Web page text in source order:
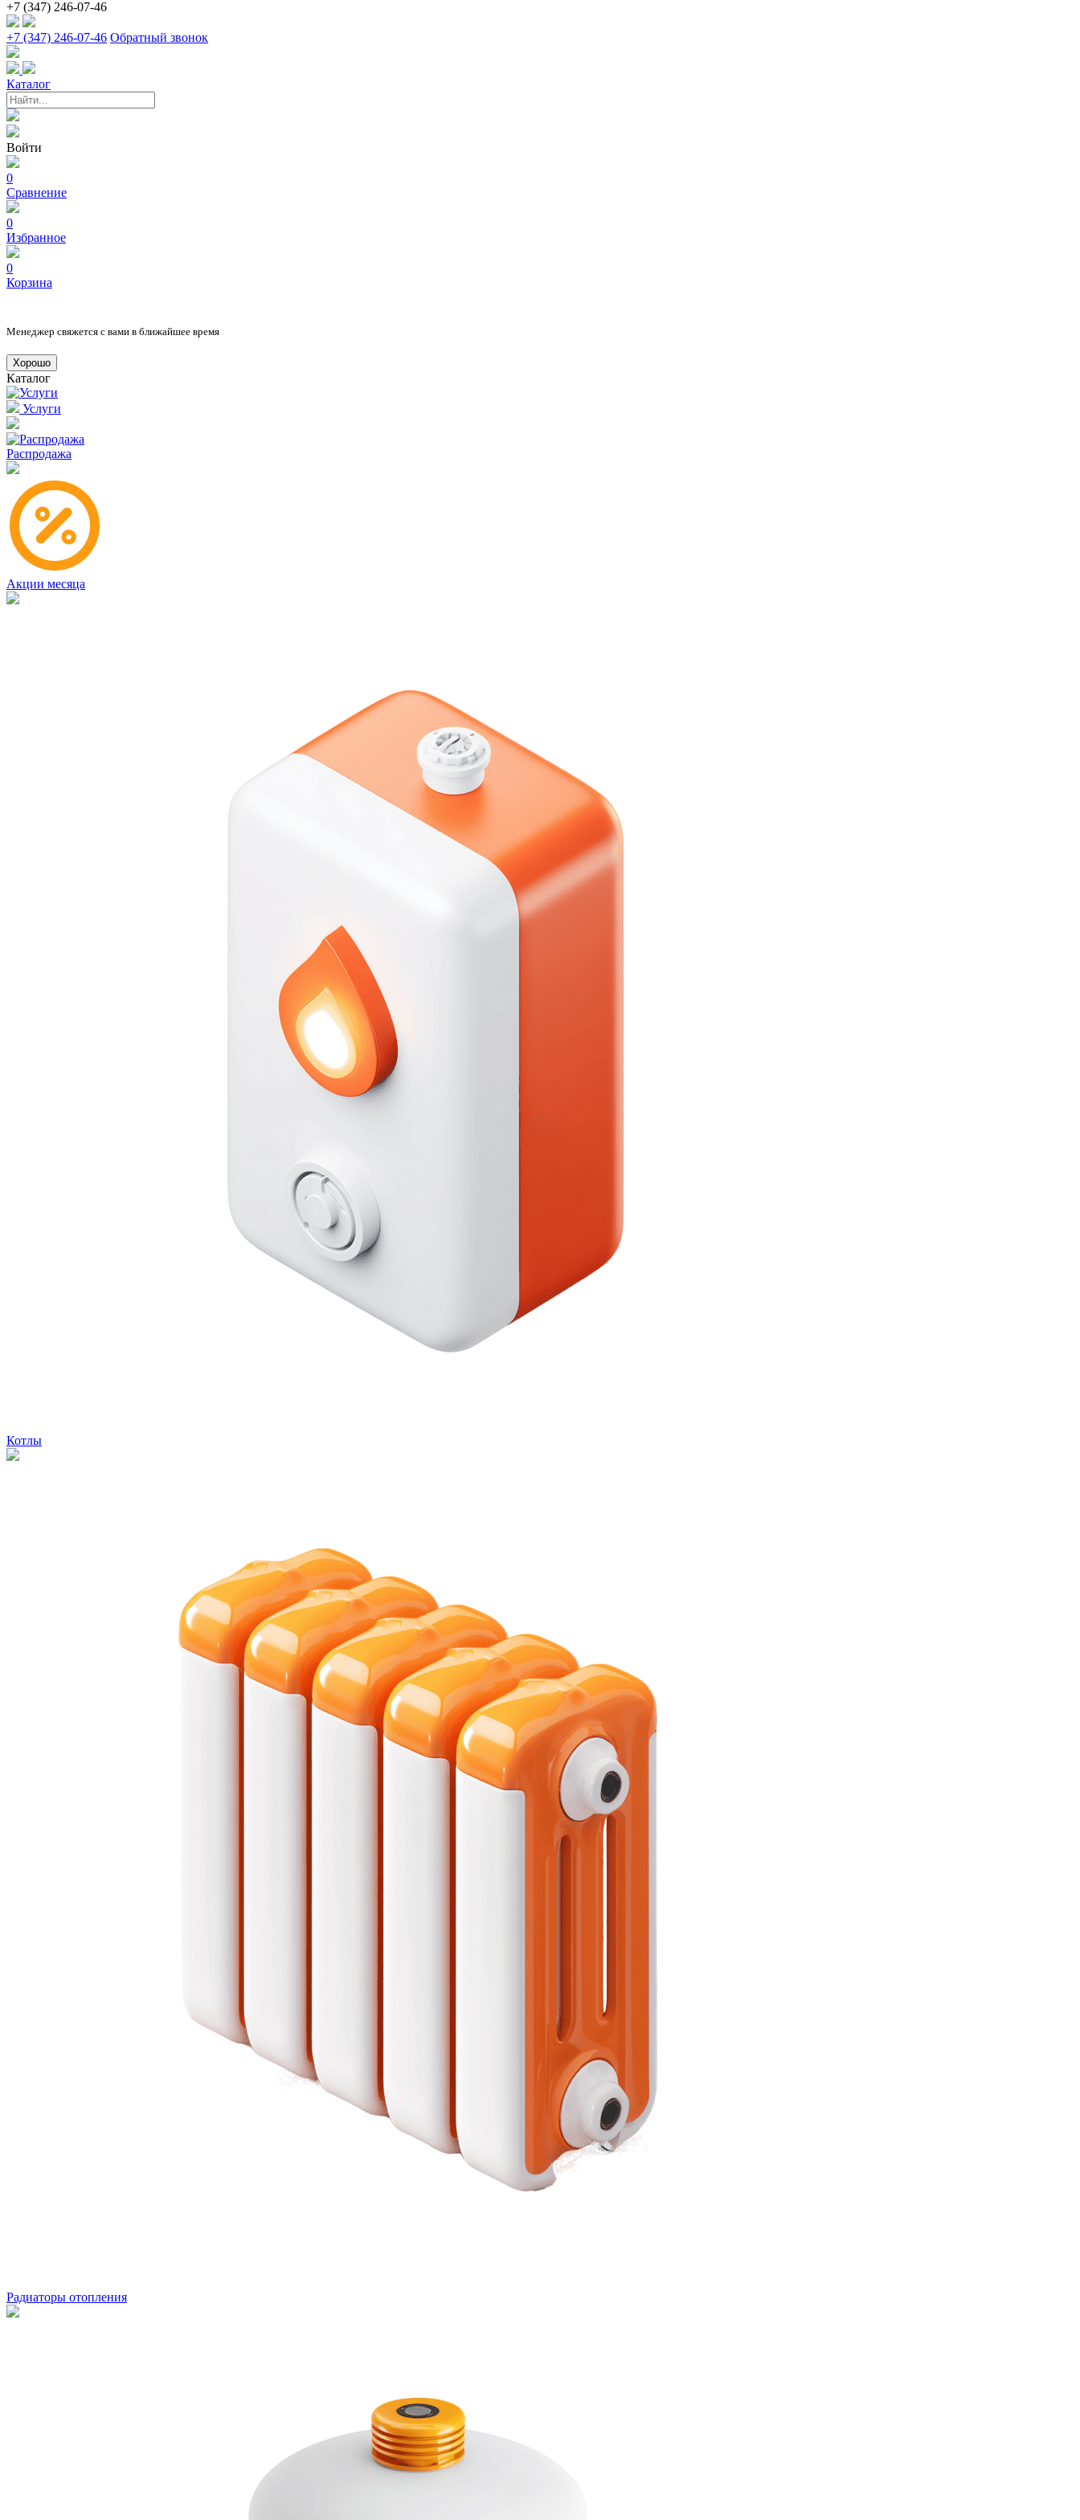
+7 (347) 246-07-46
+7 (347) 246-07-46 Обратный звонок
Каталог
Войти
0
Сравнение
0
Избранное
0
Корзина
Менеджер свяжется с вами в ближайшее время
Хорошо
Каталог
Услуги
Распродажа
Акции месяца
Котлы
Радиаторы отопления